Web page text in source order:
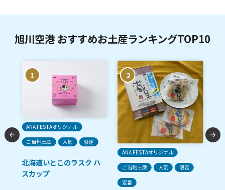
旭川空港 おすすめお土産ランキングTOP10
1
ANA FESTAオリジナル
ご当地土産
人気 限定
北海道いとこのラスク ハ
スカップ
2
ANA FESTAオリジナル
ご当地土産
人気
限定
定番